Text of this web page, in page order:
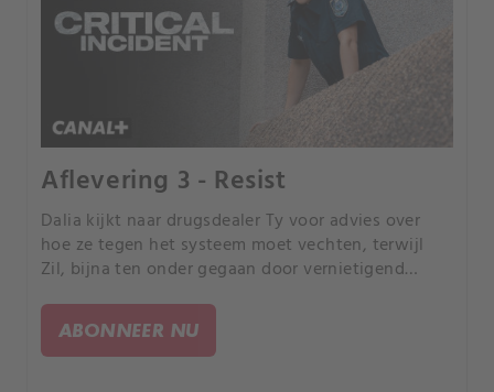
Aflevering 3 - Resist
Dalia kijkt naar drugsdealer Ty voor advies over
hoe ze tegen het systeem moet vechten, terwijl
Zil, bijna ten onder gegaan door vernietigend
ABONNEER NU